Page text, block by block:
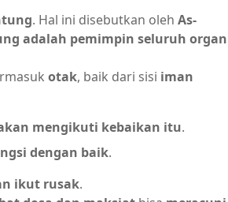
. Hal ini disebutkan oleh As-
adalah pemimpin seluruh organ
otak, baik dari sisi iman
mengikuti kebaikan itu.
dengan baik.
ikut rusak.